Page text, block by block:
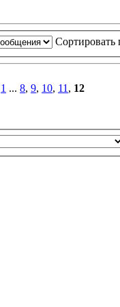
Сортировать
1 ... 8, 9, 10, 11, 12